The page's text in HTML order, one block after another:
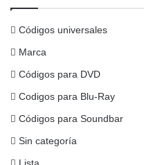
Códigos universales
Marca
Códigos para DVD
Codigos para Blu-Ray
Códigos para Soundbar
Sin categoría